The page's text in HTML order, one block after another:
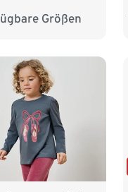
Größen
98/104